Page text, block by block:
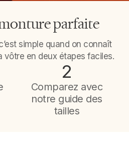
parfaite
simple quand on connaît
vôtre en deux étapes faciles.
2
Comparez avec
notre guide des
tailles